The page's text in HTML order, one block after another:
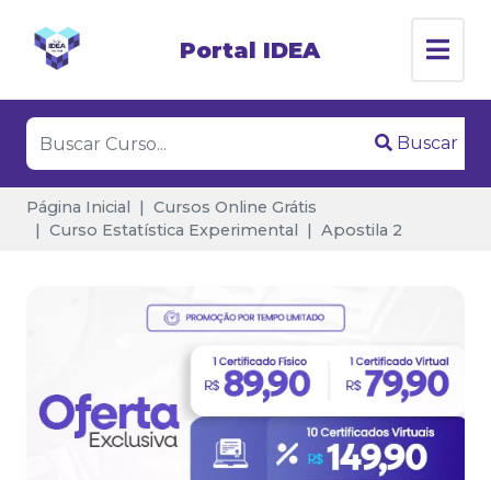
Portal IDEA
Buscar
Página Inicial
Cursos Online Grátis
Curso Estatística Experimental
Apostila 2